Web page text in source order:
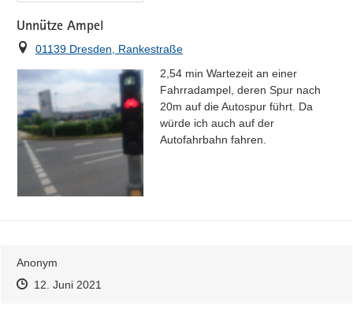
Unnütze Ampel
Ort
01139 Dresden, Rankestraße
2,54 min Wartezeit an einer
Fahrradampel, deren Spur nach
20m auf die Autospur führt. Da
würde ich auch auf der
Autofahrbahn fahren.
Anonym
Zeitpunkt des Erstellens
Zeitpunkt des Erstellens
12. Juni 2021